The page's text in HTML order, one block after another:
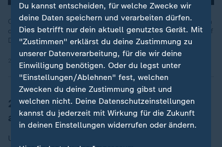
Ob WhatsApp-Chat, Signal- oder Facebook-Nachricht: Ein Plan
der EU-Kommission sieht vor, dass sämtliche Chats im Netz auf
Darstellungen von Kindesmissbrauch gescannt werden.
24.01.2024 | 29:10 min
280 Millionen Twitternachrichten
analysiert
Um zu ermitteln, wie häufig die einzelnen Emojis
Du kannst entscheiden, für welche Zwecke wir
deine Daten speichern und verarbeiten dürfen.
Dies betrifft nur dein aktuell genutztes Gerät. Mit
"Zustimmen" erklärst du deine Zustimmung zu
unserer Datenverarbeitung, für die wir deine
Einwilligung benötigen. Oder du legst unter
"Einstellungen/Ablehnen" fest, welchen
Zwecken du deine Zustimmung gibst und
welchen nicht. Deine Datenschutzeinstellungen
kannst du jederzeit mit Wirkung für die Zukunft
in deinen Einstellungen widerrufen oder ändern.